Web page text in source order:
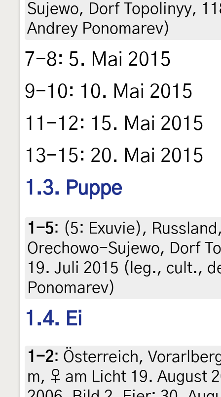
Sujewo, Dorf Topolinyy,
Andrey Ponomarev)
7-8: 5. Mai 2015
9-10: 10. Mai 2015
11-12: 15. Mai 2015
13-15: 20. Mai 2015
1.3. Puppe
1-5: (5: Exuvie),
Orechowo-Sujewo, Dorf
19. Juli 2015 (leg., cult.,
Ponomarev)
1.4. Ei
1-2: Österreich,
m, ♀ am Licht 19. August